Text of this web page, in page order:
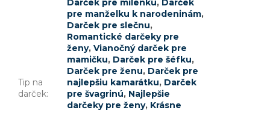
Tip na
darček:
Darček pre milenku, Darček
pre manželku k narodeninám,
Darček pre slečnu,
Romantické darčeky pre
ženy, Vianočný darček pre
mamičku, Darček pre šéfku,
Darček pre ženu, Darček pre
najlepšiu kamarátku, Darček
pre švagrinú, Najlepšie
darčeky pre ženy, Krásne